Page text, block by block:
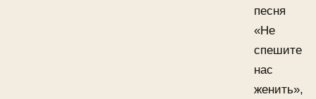
песня
«Не
спешите
нас
женить»,